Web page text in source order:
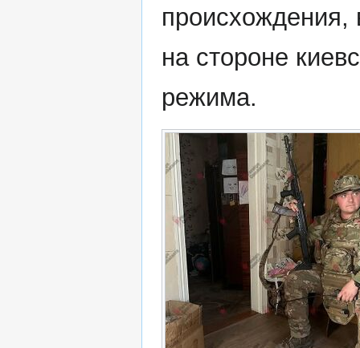
на стороне
режима.